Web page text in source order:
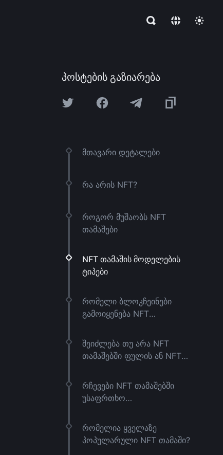
პოსტების გაზიარება
მთავარი დეტალები
რა არის NFT?
როგორ მუშაობს NFT
თამაშები
NFT თამაშის მოდელების
ტიპები
რომელი ბლოკჩეინები
გამოიყენება NFT
შეიძლება თუ არა NFT
თამაშებში ფულის ან NFT-
რჩევები NFT თამაშებში
უსაფრთხო
რომელია ყველაზე
პოპულარული NFT თამაში?